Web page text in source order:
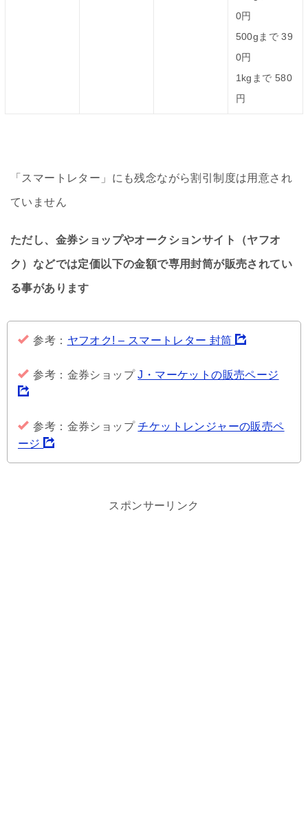
0円
500gまで 39
0円
1kgまで 580
円
「スマートレター」にも残念ながら割引制度は用意され
ていません
ただし、金券ショップやオークションサイト（ヤフオ
ク）などでは定価以下の金額で専用封筒が販売されてい
る事があります
参考： ヤフオク! – スマートレター 封筒
参考：金券ショップJ・マーケットの販売ページ
参考：金券ショップチケットレンジャーの販売ペ
ージ
スポンサーリンク